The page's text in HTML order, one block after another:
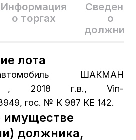
Информация
о торгах
Сведения
о
лота
ШАКМАН
, 2018 г.в., Vin-
гос. № К 987 КЕ 142.
имуществе
должника,